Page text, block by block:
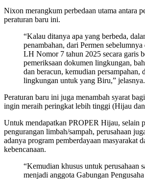
Nixon merangkum perbedaan utama antara
peraturan baru ini.
“Kalau ditanya apa yang berbeda,
penambahan, dari Permen sebelumnya
LH Nomor 7 tahun 2025 secara garis
pemeriksaan dokumen lingkungan,
dan beracun, kemudian persampahan,
lingkungan untuk yang Biru,” jelasnya.
Peraturan baru ini juga menambah syarat
ingin meraih peringkat lebih tinggi (Hijau
Untuk mendapatkan PROPER Hijau, selain
pengurangan limbah/sampah, perusahaan
adanya program pemberdayaan masyarakat
kebencanaan.
“Kemudian khusus untuk perusahaan
menjadi anggota Gabungan